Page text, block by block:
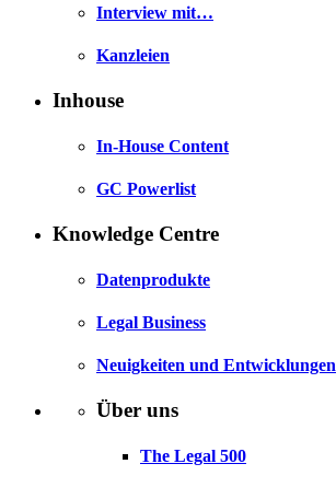
Interview mit…
Kanzleien
Inhouse
In-House Content
GC Powerlist
Knowledge Centre
Datenprodukte
Legal Business
Neuigkeiten und Entwicklungen
Über uns
The Legal 500